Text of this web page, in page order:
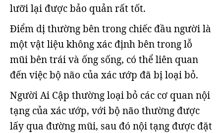
lưỡi lại được bảo quản rất tốt.
Điểm dị thường bên trong chiếc đầu người là
một vật liệu không xác định bên trong lỗ
mũi bên trái và ống sống, có thể liên quan
đến việc bộ não của xác ướp đã bị loại bỏ.
Người Ai Cập thường loại bỏ các cơ quan nội
tạng của xác ướp, với bộ não thường được
lấy qua đường mũi, sau đó nội tạng được đặt